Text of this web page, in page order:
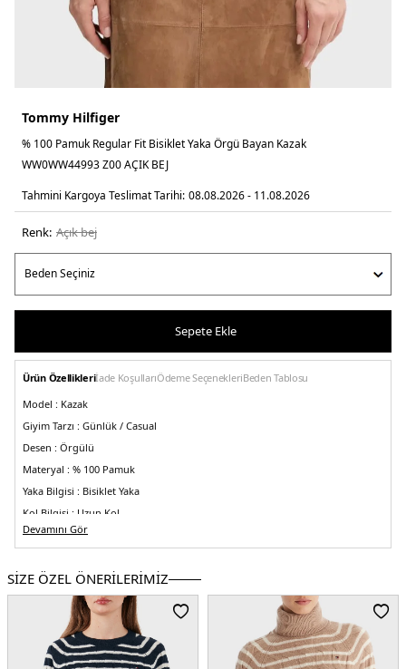
Tommy Hilfiger
% 100 Pamuk Regular Fit Bisiklet Yaka Örgü Bayan Kazak
WW0WW44993 Z00 AÇIK BEJ
Tahmini Kargoya Teslimat Tarihi: 08.08.2026 - 11.08.2026
Renk: açik bej
Sepete Ekle
Ürün Özellikleriİade KoşullarıÖdeme SeçenekleriBeden Tablosu
Model : Kazak
Giyim Tarzı : Günlük / Casual
Desen : Örgülü
Materyal : % 100 Pamuk
Yaka Bilgisi : Bisiklet Yaka
Kol Bilgisi : Uzun Kol
Kalıp Bilgisi :Regular Fit
2DEWW0WW44993Z00.35
Devamını Gör
SİZE ÖZEL ÖNERİLERİMİZ